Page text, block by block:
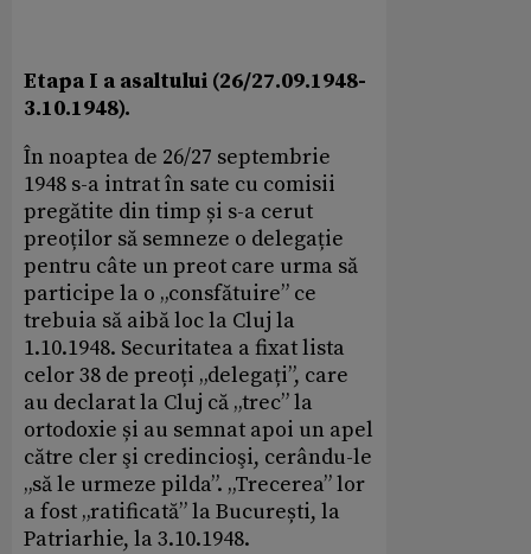
Etapa I a asaltului (26/27.09.1948-
3.10.1948).
În noaptea de 26/27 septembrie
1948 s-a intrat în sate cu comisii
pregătite din timp și s-a cerut
preoților să semneze o delegație
pentru câte un preot care urma să
participe la o „consfătuire” ce
trebuia să aibă loc la Cluj la
1.10.1948. Securitatea a fixat lista
celor 38 de preoți „delegați”, care
au declarat la Cluj că „trec” la
ortodoxie și au semnat apoi un apel
către cler şi credincioşi, cerându-le
„să le urmeze pilda”. „Trecerea” lor
a fost „ratificată” la București, la
Patriarhie, la 3.10.1948.